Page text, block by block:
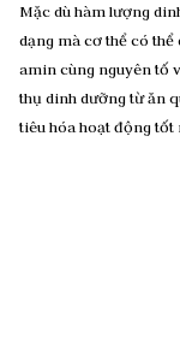
Mặc dù hàm lượng
dạng mà cơ thể có
amin cùng nguyên tố
thụ dinh dưỡng từ ăn
tiêu hóa hoạt động tốt